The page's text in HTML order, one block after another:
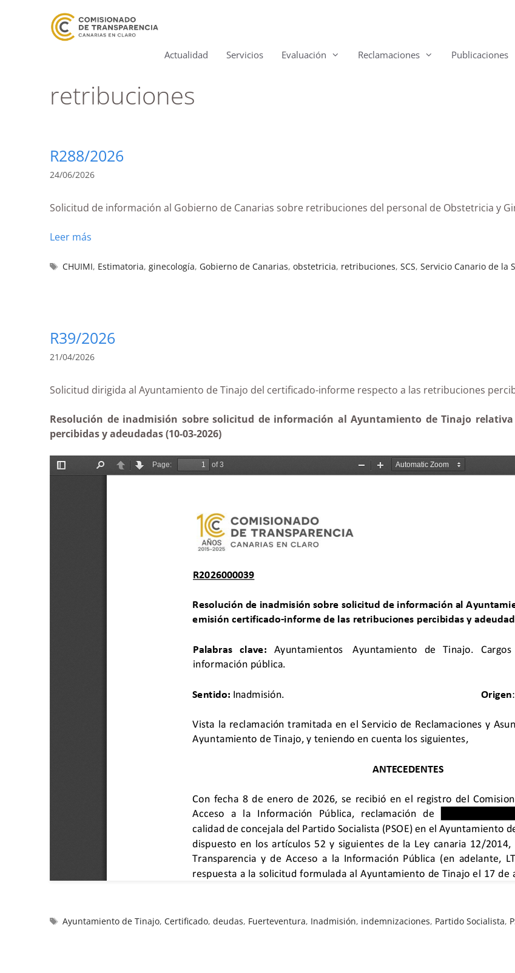
Actualidad Servicios Evaluación Reclamaciones Publicaciones
retribuciones
R288/2026
24/06/2026
Solicitud de información al Gobierno de Canarias sobre retribuciones del personal de Obstetricia y
Leer más
CHUIMI, Estimatoria,ginecología, Gobierno de Canarias,obstetricia, retribuciones,SCS,Servicio Canario de la
R39/2026
21/04/2026
Solicitud dirigida al Ayuntamiento de Tinajo del certificado-informe respecto a las
Resolución de inadmisión sobre solicitud de información al Ayuntamiento de Tinajo
percibidas y adeudadas (10-03-2026)
Ayuntamiento de Tinajo,Certificado,deudas, Fuerteventura, Inadmisión, indemnizaciones, Partido Socialista,